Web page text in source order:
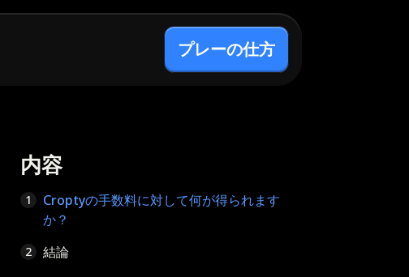
プレーの仕方
内容
1
Croptyの手数料に対して何が得られます
か？
2 結論